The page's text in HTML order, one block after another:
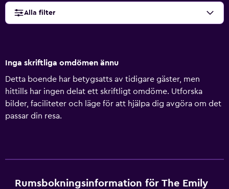
Alla filter
Inga skriftliga omdömen ännu
Detta boende har betygsatts av tidigare gäster, men
hittills har ingen delat ett skriftligt omdöme. Utforska
bilder, faciliteter och läge för att hjälpa dig avgöra om det
passar din resa.
Rumsbokningsinformation för The Emily